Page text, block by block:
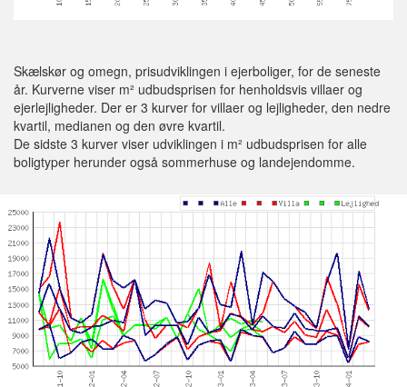
Skælskør og omegn, prisudviklingen i ejerboliger, for de seneste
år. Kurverne viser m² udbudsprisen for henholdsvis villaer og
ejerlejligheder. Der er 3 kurver for villaer og lejligheder, den nedre
kvartil, medianen og den øvre kvartil.
De sidste 3 kurver viser udviklingen i m² udbudsprisen for alle
boligtyper herunder også sommerhuse og landejendomme.